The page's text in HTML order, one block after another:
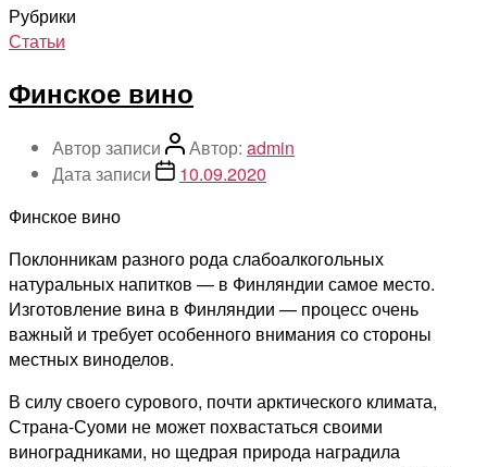
Рубрики
Статьи
Финское вино
Автор записи Автор: admin
Дата записи
10.09.2020
Финское вино
Поклонникам разного рода слабоалкогольных
натуральных напитков — в Финляндии самое место.
Изготовление вина в Финляндии — процесс очень
важный и требует особенного внимания со стороны
местных виноделов.
В силу своего сурового, почти арктического климата,
Страна-Суоми не может похвастаться своими
виноградниками, но щедрая природа наградила